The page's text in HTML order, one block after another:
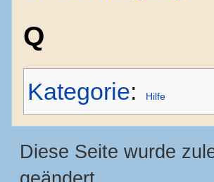
Q
Kategorie: Hilfe
Diese Seite wurde